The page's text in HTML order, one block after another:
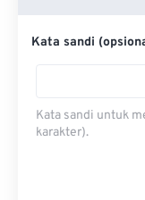
Kata sandi
Kata sandi untuk
karakter).